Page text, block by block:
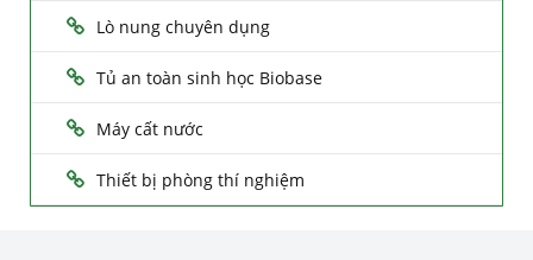
Lò nung chuyên dụng
Tủ an toàn sinh học Biobase
Máy cất nước
Thiết bị phòng thí nghiệm